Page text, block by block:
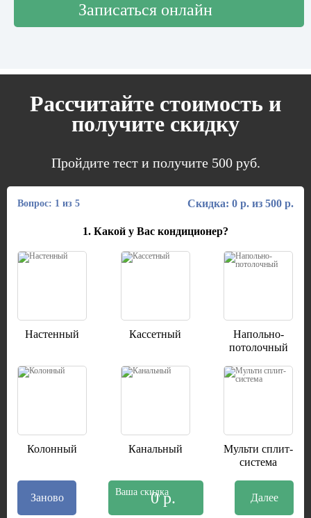
Записаться онлайн
Рассчитайте стоимость и
получите скидку
Пройдите тест и получите 500 руб.
Ваша скидка
0 р.
Скидка: 0 р. из 500 р.
1. Какой у Вас кондиционер?
Настенный Кассетный
Напольно-
потолочный
Колонный Канальный
Мульти сплит-
система
Вопрос: 1 из 5
Заново